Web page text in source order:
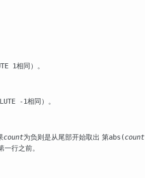
1相同）。
-1相同）。
count为负则是从尾部开始取出 第abs(count
行之前。